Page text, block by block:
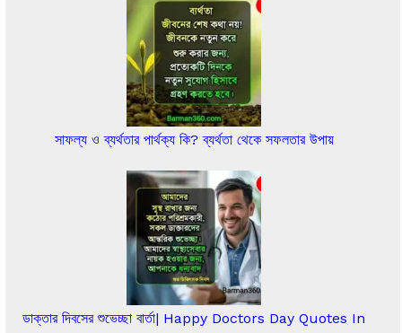
সাফল্য ও ব্যর্থতার পার্থক্য কি? ব্যর্থতা থেকে সফলতার উপায়
ডাক্তার দিবসের শুভেচ্ছা বার্তা| Happy Doctors Day Quotes In